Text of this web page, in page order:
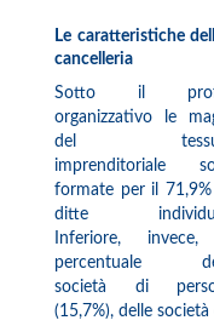
Le caratteristiche
cancelleria
Sotto il
organizzativo le
del
imprenditoriale
formate per il 71,9%
ditte
Inferiore,
percentuale
società di
(15,7%), delle